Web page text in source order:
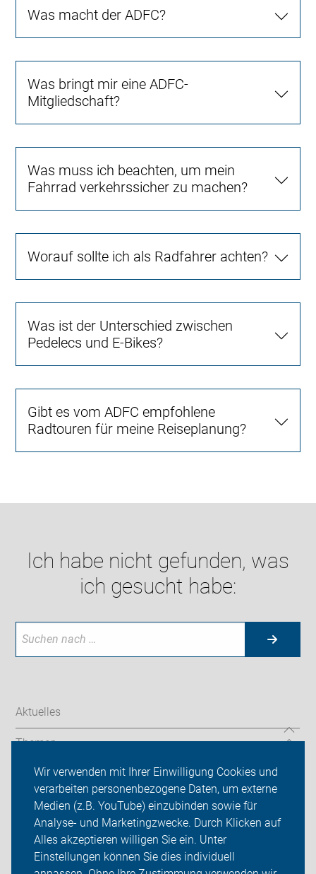
Wir verwenden mit Ihrer Einwilligung Cookies und
verarbeiten personenbezogene Daten, um externe
Medien (z.B. YouTube) einzubinden sowie für
Analyse- und Marketingzwecke. Durch Klicken auf
Alles akzeptieren willigen Sie ein. Unter
Einstellungen können Sie dies individuell
Was macht der ADFC?
Was bringt mir eine ADFC-
Mitgliedschaft?
Was muss ich beachten, um mein
Fahrrad verkehrssicher zu machen?
Worauf sollte ich als Radfahrer achten?
Was ist der Unterschied zwischen
Pedelecs und E-Bikes?
Gibt es vom ADFC empfohlene
Radtouren für meine Reiseplanung?
Ich habe nicht gefunden, was
ich gesucht habe:
Aktuelles
Themen
Codierung
ADFC Wolfsburg
Sei dabei